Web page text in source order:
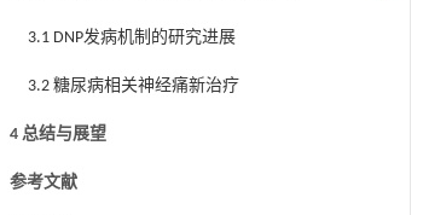
pain，DNP）的研究进展
3.1 DNP发病机制的研究进展
3.2 糖尿病相关神经痛新治疗
4 总结与展望
参考文献